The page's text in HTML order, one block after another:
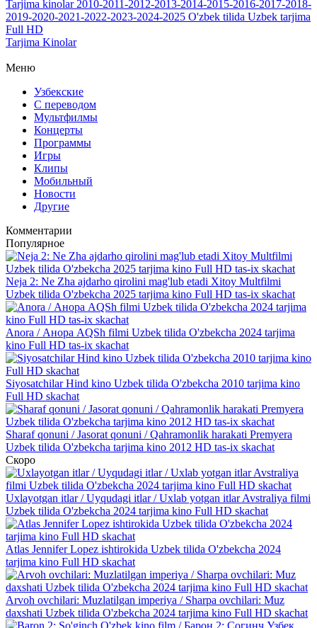
Tarjima kinolar 2010-2011-2012-2013-2014-2015-2016-2017-2018-
2019-2020-2021-2022-2023-2024-2025 O'zbek tilida Uzbek tarjima
Full HD
Tarjima Kinolar
Меню
Узбекские
С переводом
Мультфилмы
Концерты
Программы
Игры
Клипы
Мобильный
Новости
Другие
Комментарии
Популярное
Neja 2: Ne Zha ajdarho qirolini mag'lub etadi Xitoy Multfilmi
Uzbek tilida O'zbekcha 2025 tarjima kino Full HD tas-ix skachat
Anora / Анора AQSh filmi Uzbek tilida O'zbekcha 2024 tarjima
kino Full HD tas-ix skachat
Siyosatchilar Hind kino Uzbek tilida O'zbekcha 2010 tarjima kino
Full HD skachat
Sharaf qonuni / Jasorat qonuni / Qahramonlik harakati Premyera
Uzbek tilida O'zbekcha tarjima kino 2012 HD tas-ix skachat
Скоро
Uxlayotgan itlar / Uyqudagi itlar / Uxlab yotgan itlar Avstraliya filmi
Uzbek tilida O'zbekcha 2024 tarjima kino Full HD skachat
Atlas Jennifer Lopez ishtirokida Uzbek tilida O'zbekcha 2024
tarjima kino Full HD skachat
Arvoh ovchilari: Muzlatilgan imperiya / Sharpa ovchilari: Muz
daxshati Uzbek tilida O'zbekcha 2024 tarjima kino Full HD skachat